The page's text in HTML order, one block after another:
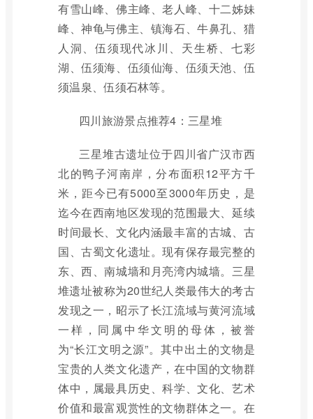
有雪山峰、佛主峰、老人峰、十二姊妹
峰、神龟与佛主、镇海石、牛鼻孔、猎
人洞、伍须现代冰川、天生桥、七彩
湖、伍须海、伍须仙海、伍须天池、伍
须温泉、伍须石林等。
四川旅游景点推荐4：三星堆
三星堆古遗址位于四川省广汉市西
北的鸭子河南岸，分布面积12平方千
米，距今已有5000至3000年历史，是
迄今在西南地区发现的范围最大、延续
时间最长、文化内涵最丰富的古城、古
国、古蜀文化遗址。现有保存最完整的
东、西、南城墙和月亮湾内城墙。三星
堆遗址被称为20世纪人类最伟大的考古
发现之一，昭示了长江流域与黄河流域
一样，同属中华文明的母体，被誉
为“长江文明之源”。其中出土的文物是
宝贵的人类文化遗产，在中国的文物群
体中，属最具历史、科学、文化、艺术
价值和最富观赏性的文物群体之一。在